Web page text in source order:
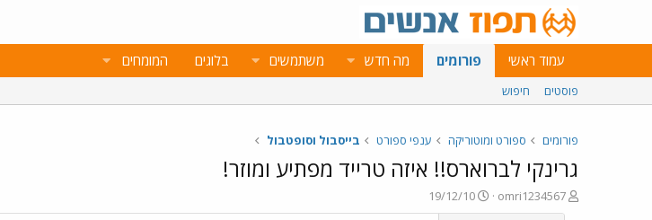
עמוד ראשי פורומים מה חדש משתמשים בלוגים המומחים
פוסטים חיפוש
פורומים ספורט ומוטוריקה ענפי ספורט בייסבול וסופטבול
גרינקי לברוארס!! איזה טרייד מפתיע ומוזר!
פ
ו
omri1234567
פ
ו
19/12/10